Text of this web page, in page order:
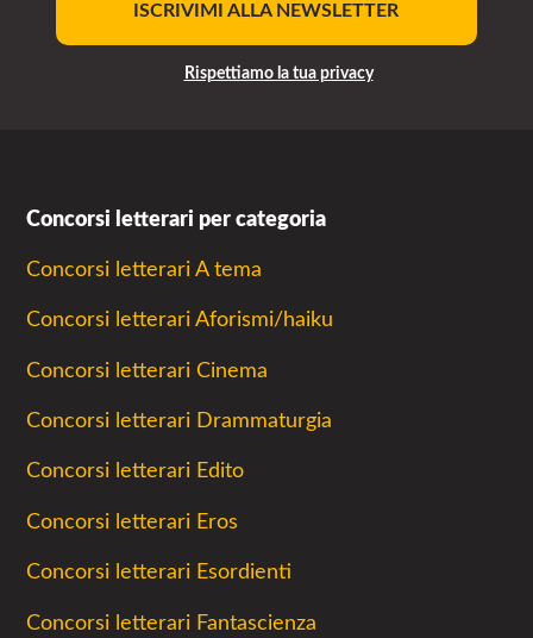
ISCRIVIMI ALLA NEWSLETTER
Rispettiamo la tua privacy
Concorsi letterari per categoria
Concorsi letterari A tema
Concorsi letterari Aforismi/haiku
Concorsi letterari Cinema
Concorsi letterari Drammaturgia
Concorsi letterari Edito
Concorsi letterari Eros
Concorsi letterari Esordienti
Concorsi letterari Fantascienza